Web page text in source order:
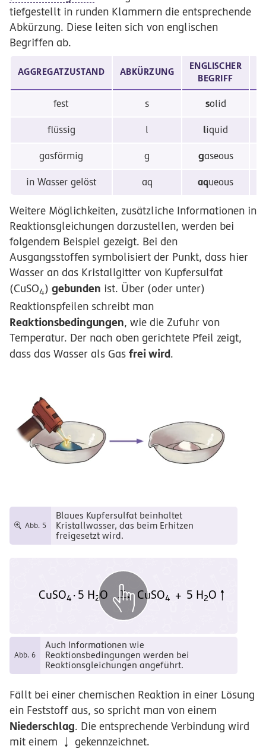
tiefgestellt in runden Klammern die entsprechende
Abkürzung. Diese leiten sich von englischen
Begriffen ab.
AGGREGATZUSTAND ABKÜRZUNG
ENGLISCHER
BEGRIFF
fest s solid
flüssig l liquid
gasförmig g gaseous
in Wasser gelöst aq aqueous
Weitere Möglichkeiten, zusätzliche Informationen in
Reaktionsgleichungen darzustellen, werden bei
folgendem Beispiel gezeigt. Bei den
Ausgangsstoffen symbolisiert der Punkt, dass hier
Wasser an das Kristallgitter von Kupfersulfat
(CuSO4) gebunden ist. Über (oder unter)
Reaktionspfeilen schreibt man
Reaktionsbedingungen, wie die Zufuhr von
Temperatur. Der nach oben gerichtete Pfeil zeigt,
dass das Wasser als Gas frei wird.
Abb. 5
Blaues Kupfersulfat beinhaltet
Kristallwasser, das beim Erhitzen
freigesetzt wird.
CuSO4 ⋅ 5 H2O С CuSO4 + 5 H2OТ
Abb. 6
Auch Informationen wie
Reaktionsbedingungen werden bei
Reaktionsgleichungen angeführt.
Fällt bei einer chemischen Reaktion in einer Lösung
ein Feststoff aus, so spricht man von einem
Niederschlag. Die entsprechende Verbindung wird
mit einem
gekennzeichnet.